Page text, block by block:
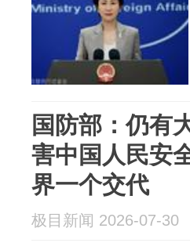
国防部：仍有
害中国人民安
界一个交代
极目新闻 2026-07-30